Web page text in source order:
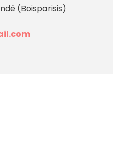
(Boisparisis)